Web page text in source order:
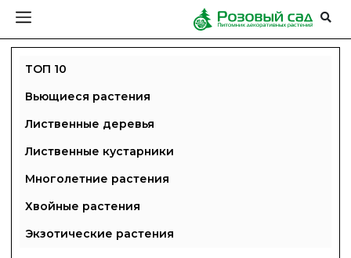
ТОП 10
Вьющиеся растения
Лиственные деревья
Лиственные кустарники
Многолетние растения
Хвойные растения
Экзотические растения